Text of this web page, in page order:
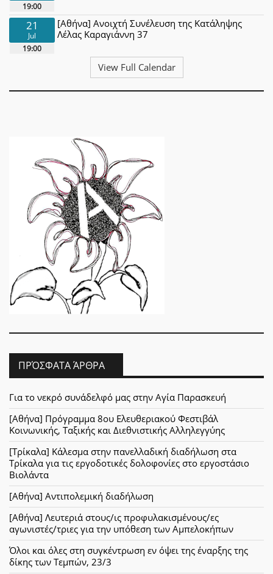
19:00
21
Jul
19:00
[Αθήνα] Ανοιχτή Συνέλευση της Κατάληψης
Λέλας Καραγιάννη 37
View Full Calendar
ΠΡΌΣΦΑΤΑ ΆΡΘΡΑ
Για το νεκρό συνάδελφό μας στην Αγία Παρασκευή
[Αθήνα] Πρόγραμμα 8ου Ελευθεριακού Φεστιβάλ
Κοινωνικής, Ταξικής και Διεθνιστικής Αλληλεγγύης
[Τρίκαλα] Κάλεσμα στην πανελλαδική διαδήλωση στα
Τρίκαλα για τις εργοδοτικές δολοφονίες στο εργοστάσιο
Βιολάντα
[Αθήνα] Αντιπολεμική διαδήλωση
[Αθήνα] Λευτεριά στους/ις προφυλακισμένους/ες
αγωνιστές/τριες για την υπόθεση των Αμπελοκήπων
Όλοι και όλες στη συγκέντρωση εν όψει της έναρξης της
δίκης των Τεμπών, 23/3